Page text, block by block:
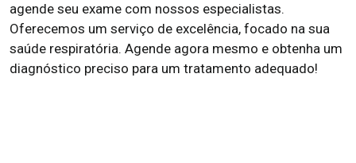
agende seu exame com nossos especialistas.
Oferecemos um serviço de excelência, focado na sua
saúde respiratória. Agende agora mesmo e obtenha um
diagnóstico preciso para um tratamento adequado!